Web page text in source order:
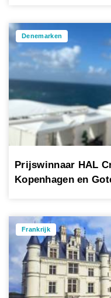
Denemarken
Prijswinnaar HAL
Kopenhagen en
Frankrijk